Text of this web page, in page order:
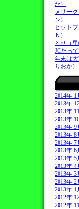
か）
メリー
ン）
ヒット
Ｎ）
とり（星
JCだっ
年末は
りおか）
2014年 1
2013年
2013年
2013年
2013年 9
2013年 8
2013年 7
2013年 6
2013年 5
2013年 4
2013年 3
2013年 2
2013年 1
2012年
2012年